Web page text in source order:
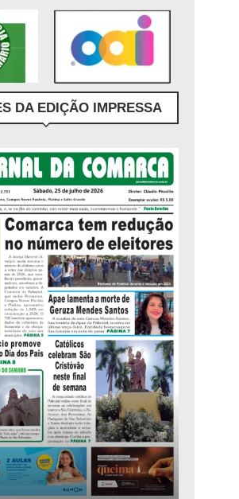
DA EDIÇÃO IMPRESSA